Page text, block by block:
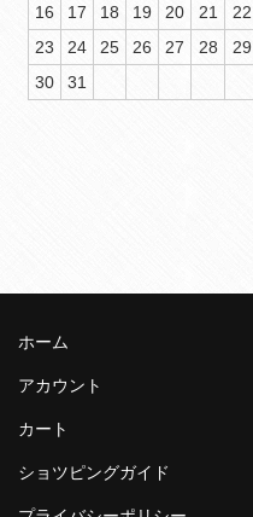
16
17 18 19 20 21
22
23
24 25 26 27 28
29
30
31
ホーム
アカウント
カート
ショツピングガイド